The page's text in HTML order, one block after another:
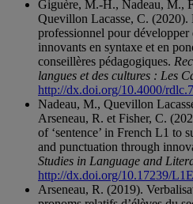
Giguère, M.-H., Nadeau, M.,
Quevillon Lacasse, C. (2020).
professionnel pour
innovants en syntaxe et en
conseillères pédagogiques.
langues et des cultures : Les
http://dx.doi.org/10.4000/
Nadeau, M., Quevillon
Arseneau, R. et Fisher, C.
of ‘sentence’ in French L1 to
and punctuation through
Studies in Language and
http://dx.doi.org/10.17239/
Arseneau, R. (2019).